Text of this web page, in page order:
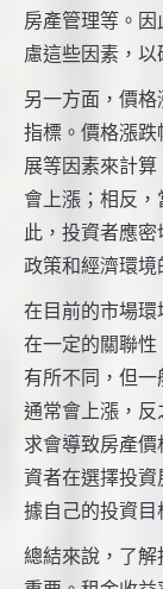
房產管理等。
慮這些因素，以
另一方面，價
指標。價格漲
展等因素來計
會上漲；相反
此，投資者應
政策和經濟環境
在目前的市場
在一定的關聯
有所不同，但
通常會上漲，
求會導致房產
資者在選擇投
據自己的投資目
總結來說，了